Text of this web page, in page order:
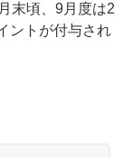
末頃、9月度は2
ントが付与され